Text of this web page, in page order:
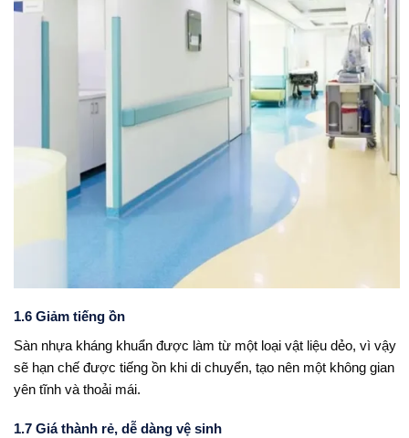
1.6 Giảm tiếng ồn
Sàn nhựa kháng khuẩn được làm từ một loại vật liệu dẻo, vì vậy
sẽ hạn chế được tiếng ồn khi di chuyển, tạo nên một không gian
yên tĩnh và thoải mái.
1.7 Giá thành rẻ, dễ dàng vệ sinh